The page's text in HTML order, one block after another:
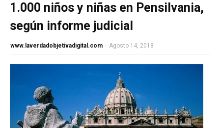
1.000 niños y niñas en Pensilvania,
según informe judicial
www.laverdadobjetivadigital.com - Agosto 14, 2018